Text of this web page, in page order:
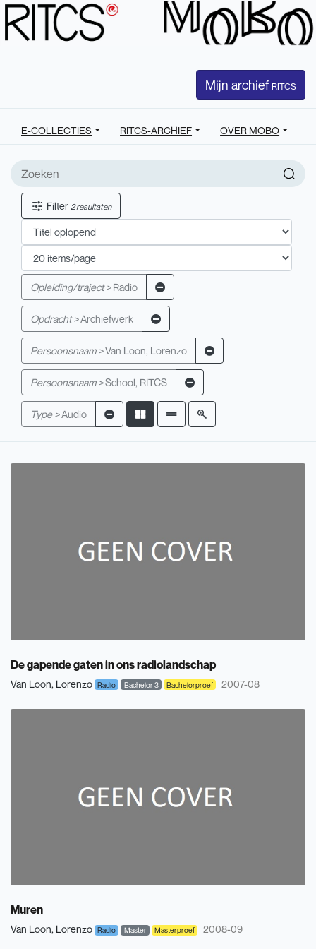
Mijn archief RITCS
E-COLLECTIES RITCS-ARCHIEF OVER MOBO
Filter 2 resultaten
Opleiding/traject > Radio
Opdracht >Archiefwerk
Persoonsnaam >Van Loon, Lorenzo
Persoonsnaam >School, RITCS
Type >Audio
De gapende gaten in ons radiolandschap
Van Loon, Lorenzo Radio Bachelor 3 Bachelorproef 2007-08
Muren
Van Loon, Lorenzo Radio Master Masterproef 2008-09